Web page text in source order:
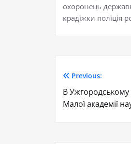
охоронець
крадіжки поліція
Previous:
В Ужгородському
Малої академії